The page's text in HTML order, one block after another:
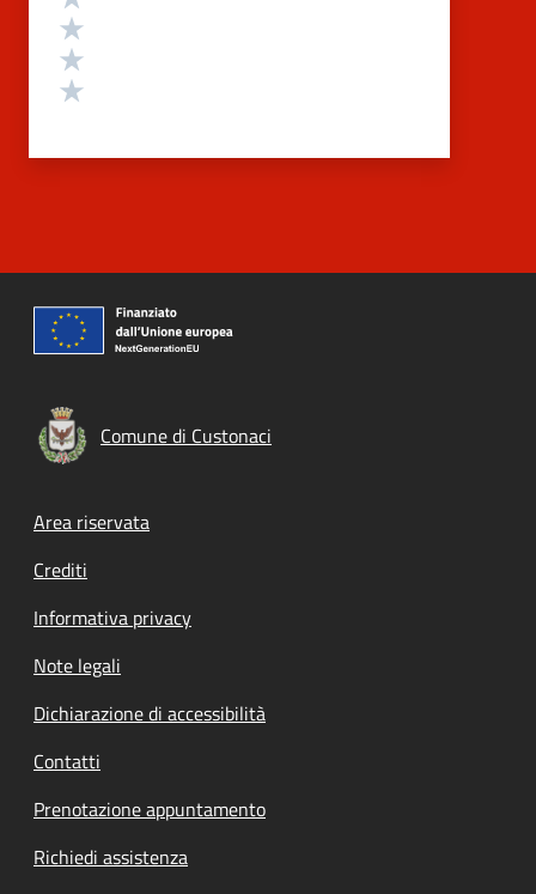
Comune di Custonaci
Footer menu
Area riservata
Crediti
Informativa privacy
Note legali
Dichiarazione di accessibilità
Contatti
Prenotazione appuntamento
Richiedi assistenza